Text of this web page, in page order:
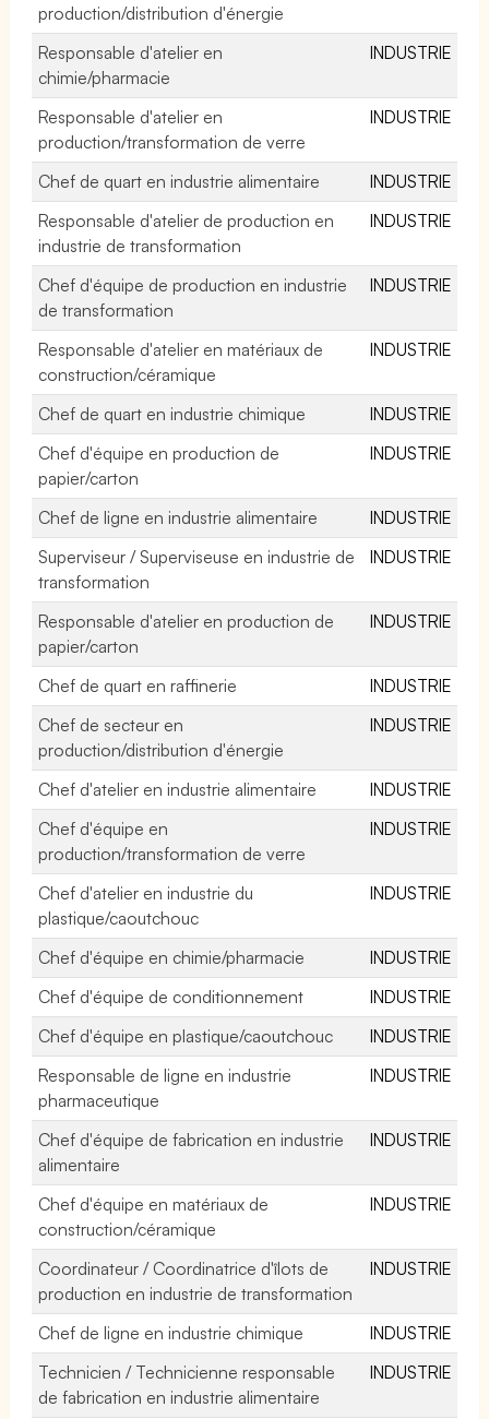
production/distribution d'énergie
Responsable d'atelier en
chimie/pharmacie
INDUSTRIE
Responsable d'atelier en
production/transformation de verre
INDUSTRIE
Chef de quart en industrie alimentaire
INDUSTRIE
Responsable d'atelier de production en
industrie de transformation
INDUSTRIE
Chef d'équipe de production en industrie
de transformation
INDUSTRIE
Responsable d'atelier en matériaux de
construction/céramique
INDUSTRIE
Chef de quart en industrie chimique
INDUSTRIE
Chef d'équipe en production de
papier/carton
INDUSTRIE
Chef de ligne en industrie alimentaire
INDUSTRIE
Superviseur / Superviseuse en industrie de
transformation
INDUSTRIE
Responsable d'atelier en production de
papier/carton
INDUSTRIE
Chef de quart en raffinerie
INDUSTRIE
Chef de secteur en
production/distribution d'énergie
INDUSTRIE
Chef d'atelier en industrie alimentaire
INDUSTRIE
Chef d'équipe en
production/transformation de verre
INDUSTRIE
Chef d'atelier en industrie du
plastique/caoutchouc
INDUSTRIE
Chef d'équipe en chimie/pharmacie
INDUSTRIE
Chef d'équipe de conditionnement
INDUSTRIE
Chef d'équipe en plastique/caoutchouc
INDUSTRIE
Responsable de ligne en industrie
pharmaceutique
INDUSTRIE
Chef d'équipe de fabrication en industrie
alimentaire
INDUSTRIE
Chef d'équipe en matériaux de
construction/céramique
INDUSTRIE
Coordinateur / Coordinatrice d'îlots de
production en industrie de transformation
INDUSTRIE
Chef de ligne en industrie chimique
INDUSTRIE
Technicien / Technicienne responsable
de fabrication en industrie alimentaire
INDUSTRIE